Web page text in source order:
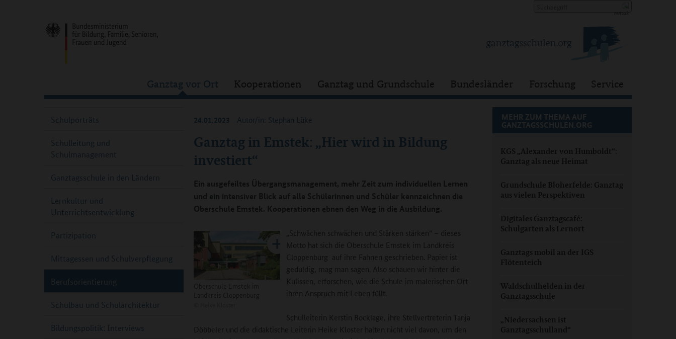
Ganztag vor Ort Kooperationen Ganztag und Grundschule Bundesländer Forschung Service
Ganztag in Emstek: „Hier wird in Bildung
investiert“
24.01.2023 Autor/in: Stephan Lüke
Ein ausgefeiltes Übergangsmanagement, mehr Zeit zum individuellen Lernen
und ein intensiver Blick auf alle Schülerinnen und Schüler kennzeichnen die
Oberschule Emstek. Kooperationen ebnen den Weg in die Ausbildung.
„Schwächen schwächen und Stärken stärken“ – dieses
Motto hat sich die Oberschule Emstek im Landkreis
Cloppenburg auf ihre Fahnen geschrieben. Papier ist
geduldig, mag man sagen. Also schauen wir hinter die
Kulissen, erforschen, wie die Schule im malerischen Ort
ihren Anspruch mit Leben füllt.
Schulleiterin Kerstin Bocklage, ihre Stellvertreterin Tanja
Döbbeler und die didaktische Leiterin Heike Kloster halten nicht viel davon, um den
MEHR ZUM THEMA AUF
GANZTAGSSCHULEN.ORG
KGS „Alexander von Humboldt“:
Ganztag als neue Heimat
Grundschule Bloherfelde: Ganztag
aus vielen Perspektiven
Digitales Ganztagscafé:
Schulgarten als Lernort
Ganztags mobil an der IGS
Flötenteich
Waldschulhelden in der
Ganztagsschule
„Niedersachsen ist
Ganztagsschulland“
Schulporträts
Schulleitung und
Schulmanagement
Ganztagsschule in den Ländern
Lernkultur und
Unterrichtsentwicklung
Partizipation
Mittagessen und Schulverpflegung
Berufsorientierung
Schulbau und Schularchitektur
Bildungspolitik: Interviews